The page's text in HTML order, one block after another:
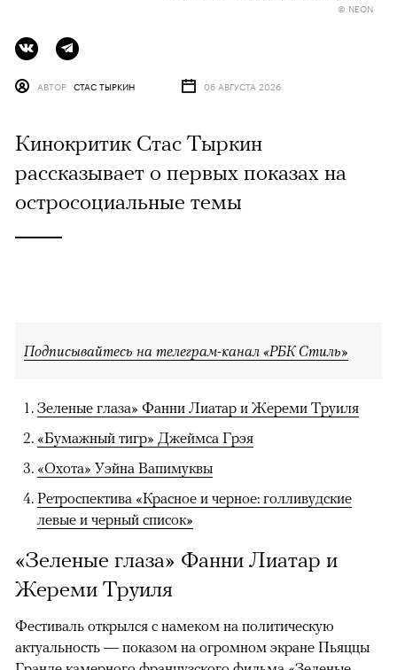
© NEON
АВТОР СТАС ТЫРКИН 06 АВГУСТА 2026
Кинокритик Стас Тыркин
рассказывает о первых показах на
остросоциальные темы
Подписывайтесь на телеграм-канал «РБК Стиль»
Зеленые глаза» Фанни Лиатар и Жереми Труиля
«Бумажный тигр» Джеймса Грэя
«Охота» Уэйна Вапимуквы
Ретроспектива «Красное и черное: голливудские
левые и черный список»
«Зеленые глаза» Фанни Лиатар и
Жереми Труиля
Фестиваль открылся с намеком на политическую
актуальность — показом на огромном экране Пьяццы